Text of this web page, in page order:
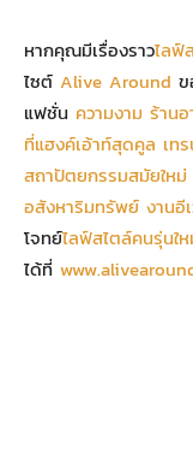
หากคุณมีเรื่องราวไลฟ์
ไซต์ Alive Around ข
แฟชั่น ความงาม ร้านอ
ที่แฮงค์เอ้าท์สุดคูล เท
สถาปัตยกรรมสมัยใหม่
อสังหาริมทรัพย์ งานอี
โจทย์ไลฟ์สไตล์คนรุ่นใ
ได้ที่